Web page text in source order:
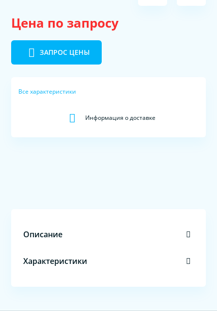
Цена по запросу
ЗАПРОС ЦЕНЫ
Все характеристики
Информация о доставке
Описание
Характеристики